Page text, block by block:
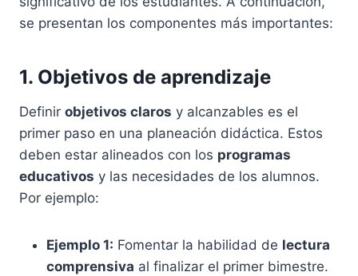
se presentan los componentes más importantes:
1. Objetivos de aprendizaje
Definir objetivos claros y alcanzables es el
primer paso en una planeación didáctica. Estos
deben estar alineados con los programas
educativos y las necesidades de los alumnos.
Por ejemplo:
Ejemplo 1: Fomentar la habilidad de lectura
comprensiva al finalizar el primer bimestre.